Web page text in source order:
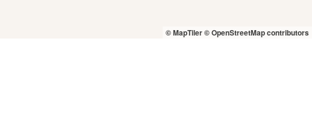
© MapTiler© OpenStreetMap contributors